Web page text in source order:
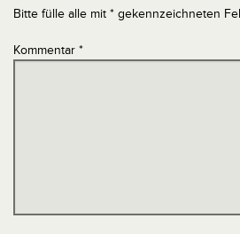
Bitte fülle alle mit * gekennzeichneten
Kommentar *